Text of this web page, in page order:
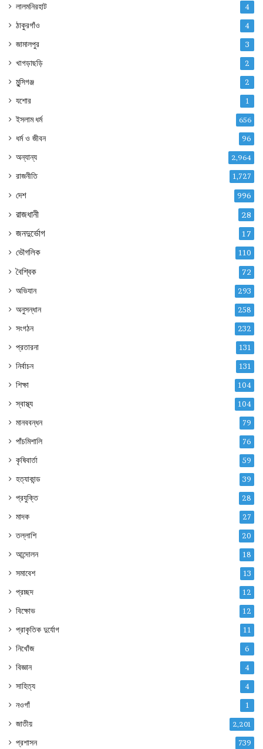
লালমনিরহাট 4
ঠাকুরগাঁও 4
জামালপুর 3
খাগড়াছড়ি 2
মুন্সিগঞ্জ 2
যশোর 1
ইসলাম ধর্ম 656
ধর্ম ও জীবন 96
অন্যান্য 2,964
রাজনীতি 1,727
দেশ 996
রাজধানী 28
জনদুর্ভোগ 17
ভৌগলিক 110
বৈশ্বিক 72
অভিযান 293
অনুসন্ধান 258
সংগঠন 232
প্রতারনা 131
নির্বাচন 131
শিক্ষা 104
স্বাস্থ্য 104
মানববন্ধন 79
পাঁচমিশালি 76
কৃষিবার্তা 59
হত্যাকান্ড 39
প্রযুক্তি 28
মাদক 27
তল্লাশি 20
আন্দোলন 18
সমাবেশ 13
প্রচ্ছদ 12
বিক্ষোভ 12
প্রাকৃতিক দুর্যোগ 11
নিখোঁজ 6
বিজ্ঞান 4
সাহিত্য 4
নওগাঁ 1
জাতীয় 2,201
প্রশাসন 739